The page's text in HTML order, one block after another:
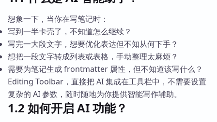
想象一下，当你在写笔记时：
写到一半卡壳了，不知道怎么继续？
写完一大段文字，想要优化表达但不知从何下手？
想把一段文字转成列表或表格，手动整理太麻烦？
需要为笔记生成 frontmatter 属性，但不知道该写什么？
Editing Toolbar，直接把 AI 集成在工具栏中，不需要设置
复杂的 AI 参数，随时随地为你提供智能写作辅助。
1.2 如何开启 AI 功能？